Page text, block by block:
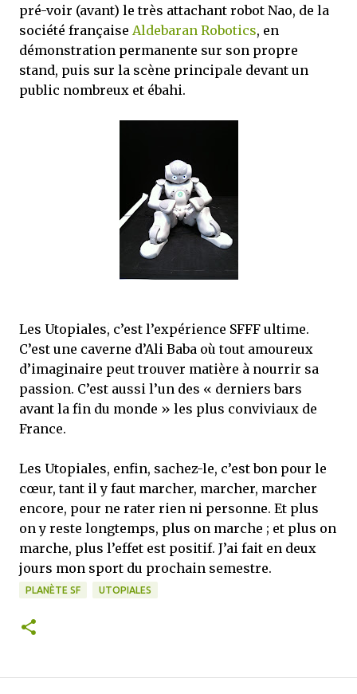
pré-voir (avant) le très attachant robot Nao, de la
société française Aldebaran Robotics, en
démonstration permanente sur son propre
stand, puis sur la scène principale devant un
public nombreux et ébahi.
Les Utopiales, c’est l’expérience SFFF ultime.
C’est une caverne d’Ali Baba où tout amoureux
d’imaginaire peut trouver matière à nourrir sa
passion. C’est aussi l’un des « derniers bars
avant la fin du monde » les plus conviviaux de
France.
Les Utopiales, enfin, sachez-le, c’est bon pour le
cœur, tant il y faut marcher, marcher, marcher
encore, pour ne rater rien ni personne. Et plus
on y reste longtemps, plus on marche ; et plus on
marche, plus l’effet est positif. J’ai fait en deux
jours mon sport du prochain semestre.
PLANÈTE SF UTOPIALES